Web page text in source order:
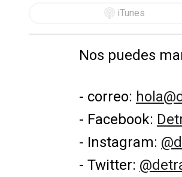
iTunes
Nos puedes
correo:
Facebook:
Instagram:
Twitter: